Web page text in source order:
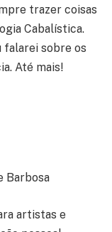
trazer coisas
Cabalística.
falarei sobre os
Até mais!
Barbosa
artistas e